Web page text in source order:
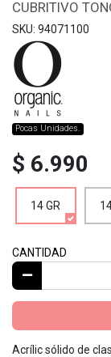
CUBRITIVO
SKU: 94071100
Pocas Unidades.
$ 6.990
14 GR
CANTIDAD
Acrílic sólido de